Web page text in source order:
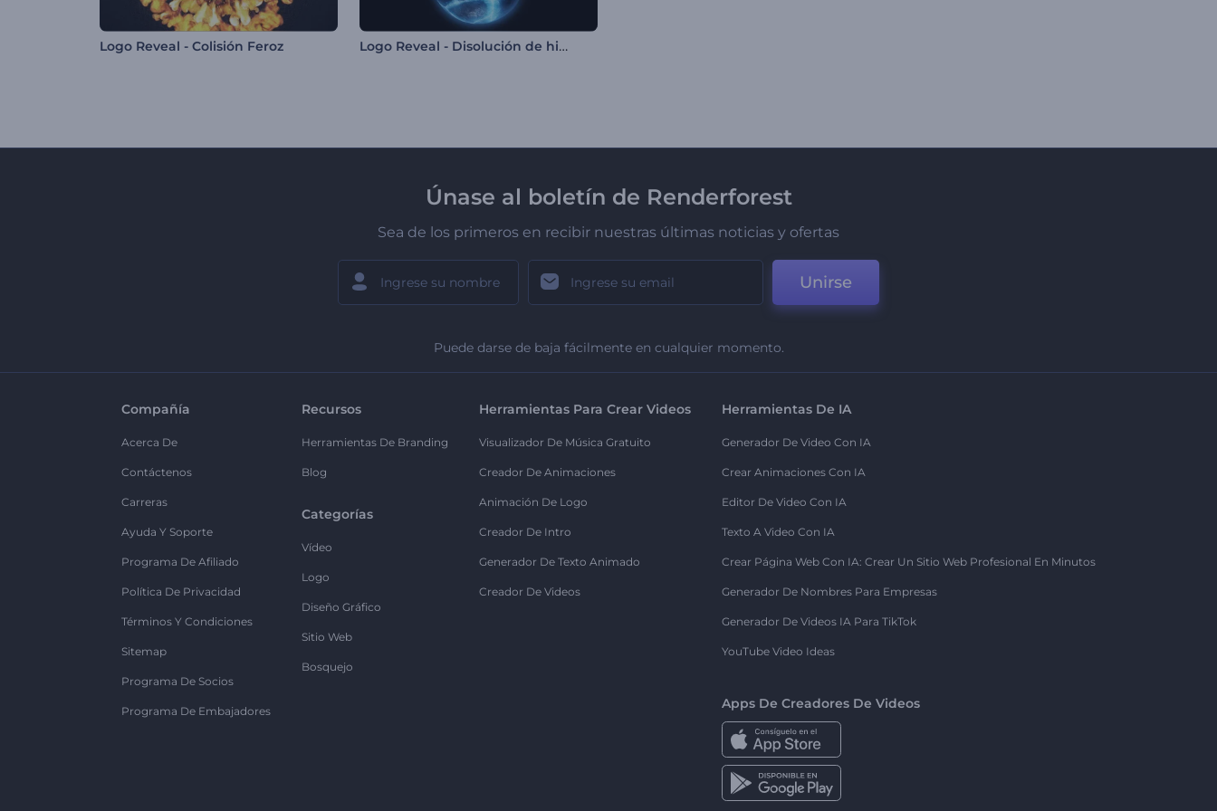
Logo Reveal - Colisión Feroz Logo Reveal - Disolución de hielo
Únase al boletín de Renderforest
Sea de los primeros en recibir nuestras últimas noticias y ofertas
Unirse
Puede darse de baja fácilmente en cualquier momento.
Compañía
Acerca De
Contáctenos
Carreras
Ayuda Y Soporte
Programa De Afiliado
Política De Privacidad
Términos Y Condiciones
Sitemap
Programa De Socios
Programa De Embajadores
Recursos
Herramientas De Branding
Blog
Categorías
Vídeo
Logo
Diseño Gráfico
Sitio Web
Bosquejo
Herramientas Para Crear Videos
Visualizador De Música Gratuito
Creador De Animaciones
Animación De Logo
Creador De Intro
Generador De Texto Animado
Creador De Videos
Herramientas De IA
Generador De Video Con IA
Crear Animaciones Con IA
Editor De Video Con IA
Texto A Video Con IA
Crear Página Web Con IA: Crear Un Sitio Web Profesional En Minutos
Generador De Nombres Para Empresas
Generador De Videos IA Para TikTok
YouTube Video Ideas
Apps De Creadores De Videos